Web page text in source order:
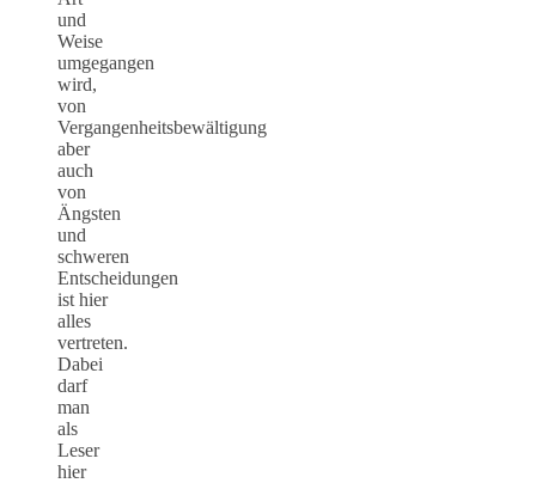
und
Weise
umgegangen
wird,
von
Vergangenheitsbewältigung
aber
auch
von
Ängsten
und
schweren
Entscheidungen
ist hier
alles
vertreten.
Dabei
darf
man
als
Leser
hier